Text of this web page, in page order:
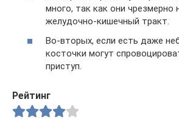
много, так как они чрезмерно
желудочно-кишечный тракт.
Во-вторых, если есть даже
косточки могут
приступ.
Рейтинг